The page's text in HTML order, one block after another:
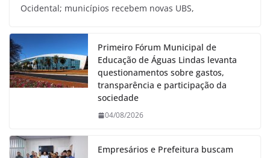
Ocidental; municípios recebem novas UBS,
Primeiro Fórum Municipal de
Educação de Águas Lindas levanta
questionamentos sobre gastos,
transparência e participação da
sociedade
04/08/2026
Empresários e Prefeitura buscam